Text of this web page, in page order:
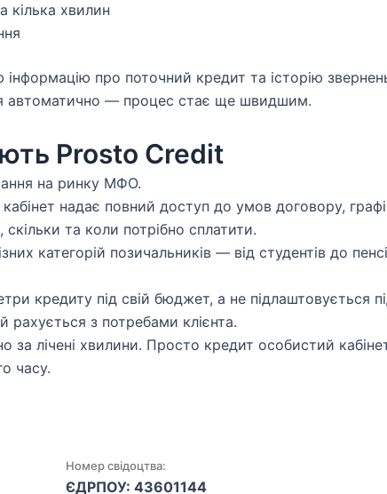
кілька хвилин
про поточний кредит та історію
автоматично — процес стає ще швидшим.
Prosto Credit
на ринку МФО.
надає повний доступ до умов договору,
та коли потрібно сплатити.
категорій позичальників — від студентів до
кредиту під свій бюджет, а не підлаштовується
з потребами клієнта.
за лічені хвилини. Просто кредит особистий
часу.
Номер свідоцтва:
ЄДРПОУ: 43601144